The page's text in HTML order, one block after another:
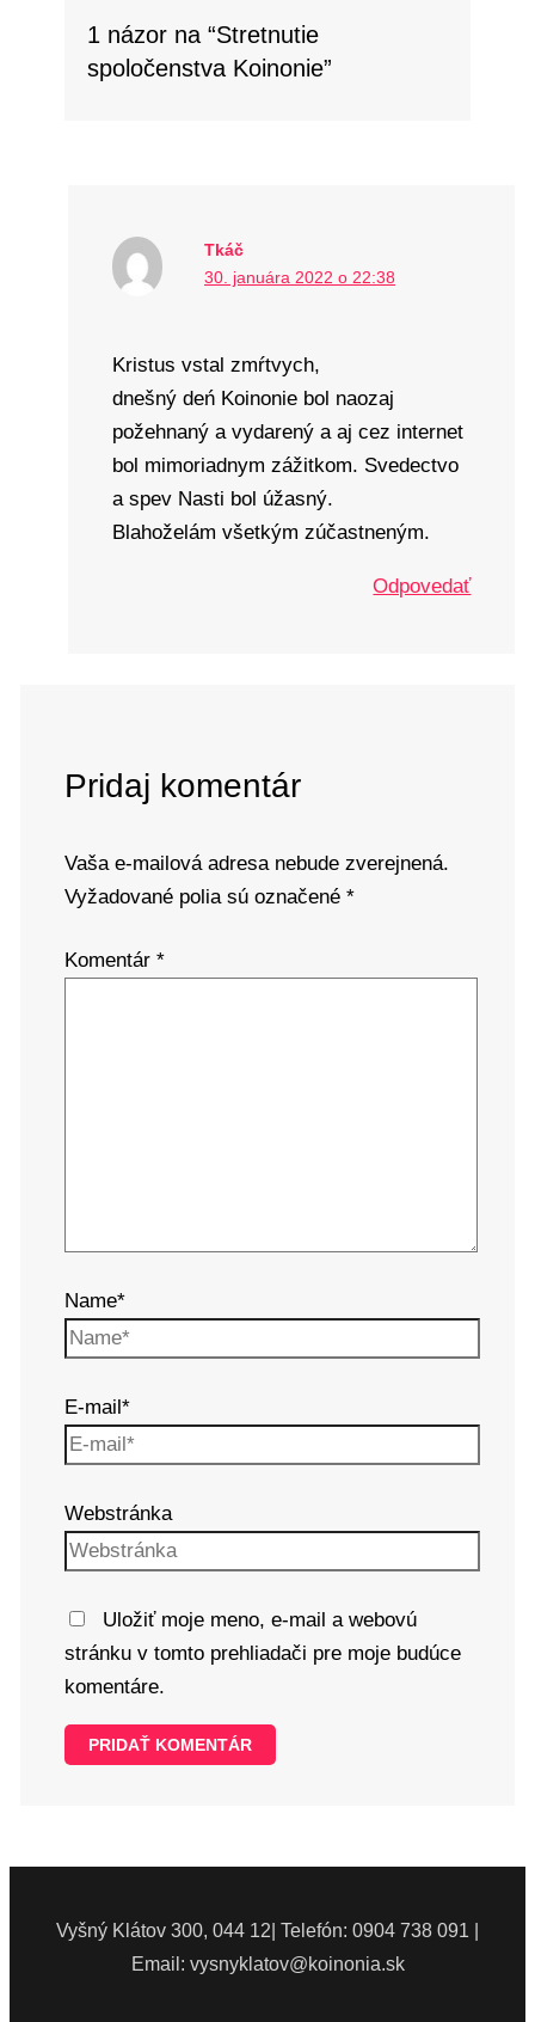
1 názor na “Stretnutie
spoločenstva Koinonie”
Tkáč
30. januára 2022 o 22:38
Kristus vstal zmŕtvych,
dnešný deń Koinonie bol naozaj
požehnaný a vydarený a aj cez internet
bol mimoriadnym zážitkom. Svedectvo
a spev Nasti bol úžasný.
Blahoželám všetkým zúčastneným.
Odpovedať
Pridaj komentár
Vaša e-mailová adresa nebude zverejnená.
Vyžadované polia sú označené *
Komentár *
Name*
E-mail*
Webstránka
Uložiť moje meno, e-mail a webovú
stránku v tomto prehliadači pre moje budúce
komentáre.
Vyšný Klátov 300, 044 12| Telefón: 0904 738 091 |
Email: vysnyklatov@koinonia.sk